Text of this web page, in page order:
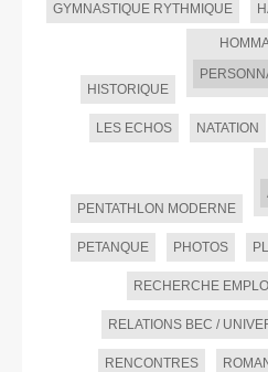
GYMNASTIQUE RYTHMIQUE
HISTORIQUE
LES ECHOS NATATION
PENTATHLON MODERNE
PETANQUE PHOTOS
RECHERCHE
RELATIONS BEC /
RENCONTRES